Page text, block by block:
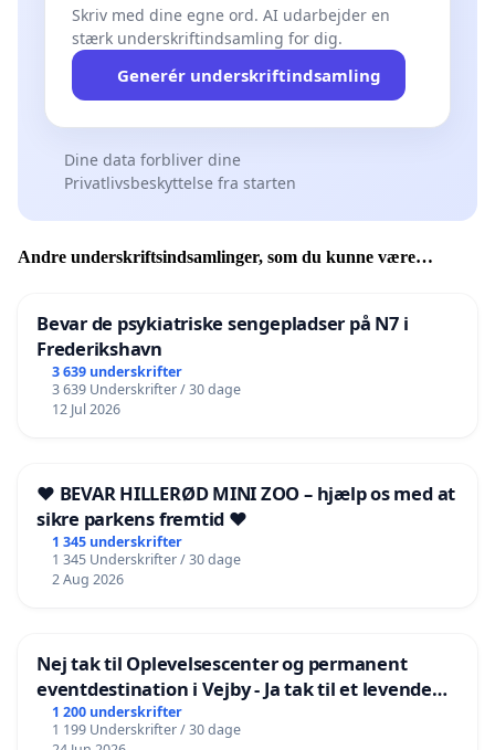
Skriv med dine egne ord. AI udarbejder en
stærk underskriftindsamling for dig.
Generér underskriftindsamling
Dine data forbliver dine
Privatlivsbeskyttelse fra starten
Andre underskriftsindsamlinger, som du kunne være
Bevar de psykiatriske sengepladser på N7 i
Frederikshavn
3 639 underskrifter
3 639 Underskrifter / 30 dage
12 Jul 2026
❤️ BEVAR HILLERØD MINI ZOO – hjælp os med at
sikre parkens fremtid ❤️
1 345 underskrifter
1 345 Underskrifter / 30 dage
2 Aug 2026
Nej tak til Oplevelsescenter og permanent
eventdestination i Vejby - Ja tak til et levende
lokalområde i balance
1 200 underskrifter
1 199 Underskrifter / 30 dage